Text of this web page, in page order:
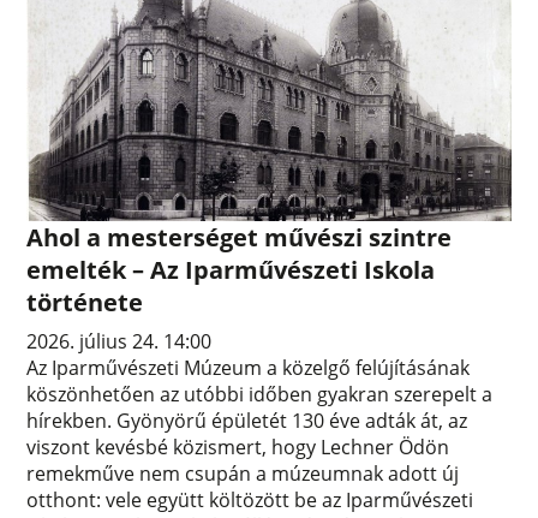
Ahol a mesterséget művészi szintre
emelték – Az Iparművészeti Iskola
története
2026. július 24. 14:00
Az Iparművészeti Múzeum a közelgő felújításának
köszönhetően az utóbbi időben gyakran szerepelt a
hírekben. Gyönyörű épületét 130 éve adták át, az
viszont kevésbé közismert, hogy Lechner Ödön
remekműve nem csupán a múzeumnak adott új
otthont: vele együtt költözött be az Iparművészeti